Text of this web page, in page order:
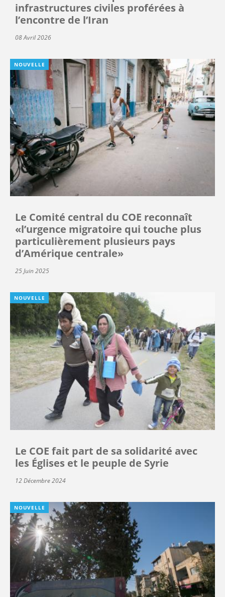
infrastructures civiles proférées à
l’encontre de l’Iran
08 Avril 2026
NOUVELLE
Le Comité central du COE reconnaît
«l’urgence migratoire qui touche plus
particulièrement plusieurs pays
d’Amérique centrale»
25 Juin 2025
NOUVELLE
Le COE fait part de sa solidarité avec
les Églises et le peuple de Syrie
12 Décembre 2024
NOUVELLE